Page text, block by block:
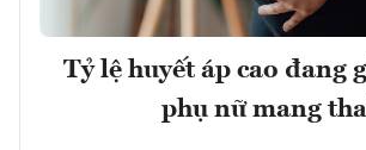
Tỷ lệ huyết áp cao đang
phụ nữ mang